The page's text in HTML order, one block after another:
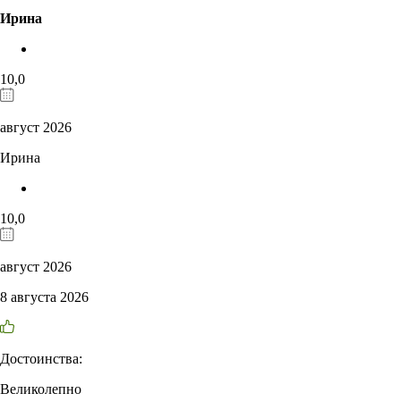
Ирина
10,0
август 2026
Ирина
10,0
август 2026
8 августа 2026
Достоинства:
Великолепно